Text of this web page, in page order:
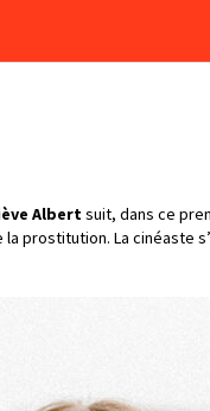
Albertsuit, dans ce
prostitution. La